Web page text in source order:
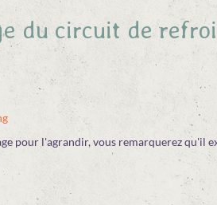
du circuit de
pour l'agrandir, vous remarquerez qu'il